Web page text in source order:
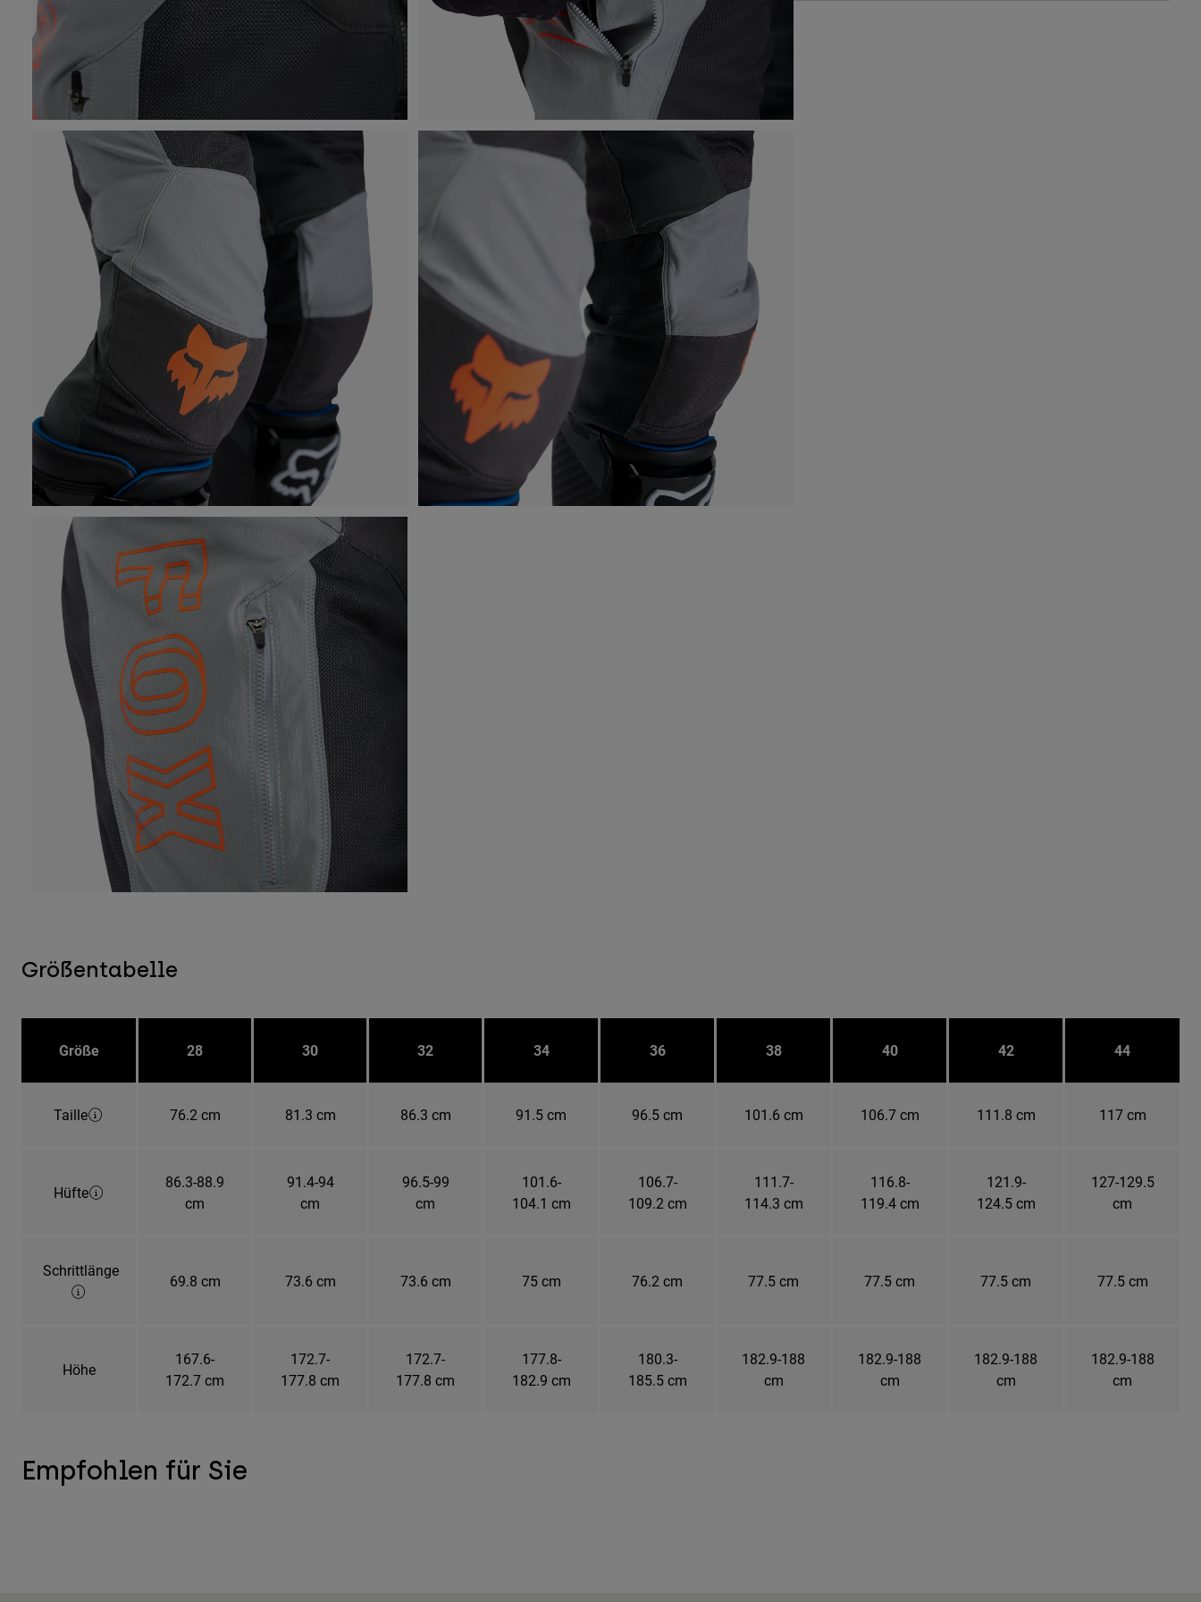
Größentabelle
Größe 28 30 32 34 36 38 40 42 44
Taille 76.2 cm 81.3 cm 86.3 cm 91.5 cm 96.5 cm 101.6 cm 106.7 cm 111.8 cm 117 cm
Hüfte
86.3-88.9
cm
91.4-94
cm
96.5-99
cm
101.6-
104.1 cm
106.7-
109.2 cm
111.7-
114.3 cm
116.8-
119.4 cm
121.9-
124.5 cm
127-129.5
cm
Schrittlänge
69.8 cm 73.6 cm 73.6 cm 75 cm 76.2 cm 77.5 cm 77.5 cm 77.5 cm 77.5 cm
Höhe
167.6-
172.7 cm
172.7-
177.8 cm
172.7-
177.8 cm
177.8-
182.9 cm
180.3-
185.5 cm
182.9-188
cm
182.9-188
cm
182.9-188
cm
182.9-188
cm
Empfohlen für Sie